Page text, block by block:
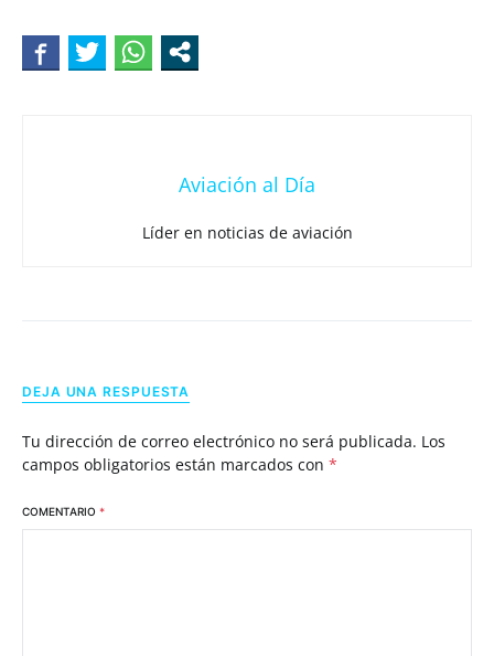
Aviación al Día
Líder en noticias de aviación
DEJA UNA RESPUESTA
Tu dirección de correo electrónico no será publicada. Los
campos obligatorios están marcados con *
COMENTARIO *